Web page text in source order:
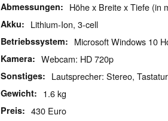
Abmessungen Höhe x Breite x Tiefe (in
Akku Lithium-Ion, 3-cell
Betriebssystem Microsoft Windows 10
Kamera Webcam: HD 720p
Sonstiges Lautsprecher: Stereo,
Gewicht 1.6 kg
Preis 430 Euro